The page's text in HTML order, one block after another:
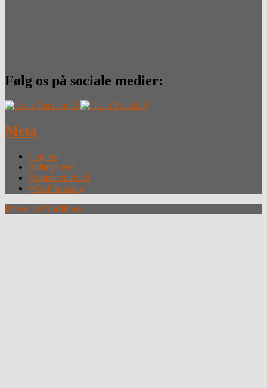
Følg os på sociale medier:
Meta
Log ind
Indlægsfeed
Kommentarfeed
WordPress.org
Drevet af WordPress